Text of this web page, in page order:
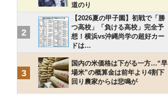
道のり
2
【2026夏の甲子園】初戦で「勝
つ高校」「負ける高校」完全予
想！横浜vs沖縄尚学の超好カー
ドは…
3
国内の米価格は下がる一方…“早
場米”の概算金は前年より4割下
回り農家からは悲鳴が